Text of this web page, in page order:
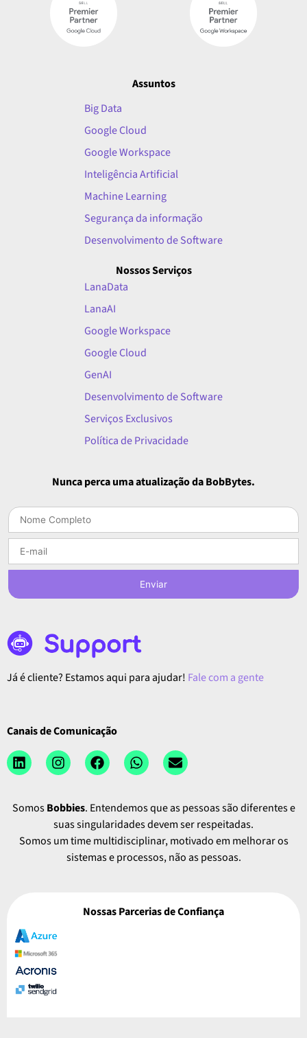
Assuntos
Big Data
Google Cloud
Google Workspace
Inteligência Artificial
Machine Learning
Segurança da informação
Desenvolvimento de Software
Nossos Serviços
LanaData
LanaAI
Google Workspace
Google Cloud
GenAI
Desenvolvimento de Software
Serviços Exclusivos
Política de Privacidade
Nunca perca uma atualização da BobBytes.
Enviar
Já é cliente? Estamos aqui para ajudar! Fale com a gente
Canais de Comunicação
SomosBobbies. Entendemos que as pessoas são diferentes e
suas singularidades devem ser respeitadas.
Somos um time multidisciplinar, motivado em melhorar os
sistemas e processos, não as pessoas.
Nossas Parcerias de Confiança